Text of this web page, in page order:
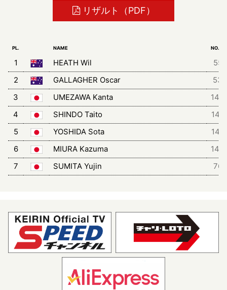
リザルト（PDF）
PL. NAME NO.
1 HEATH Wil
55
2
GALLAGHER Oscar
53
3
UMEZAWA Kanta
143
4
SHINDO Taito
145
5
YOSHIDA Sota
146
6
MIURA Kazuma
144
7
SUMITA Yujin 76